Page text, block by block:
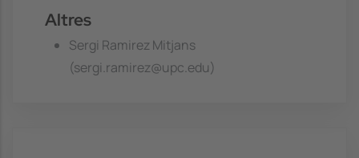
Altres
Sergi Ramirez Mitjans
(sergi.ramirez@upc.edu)